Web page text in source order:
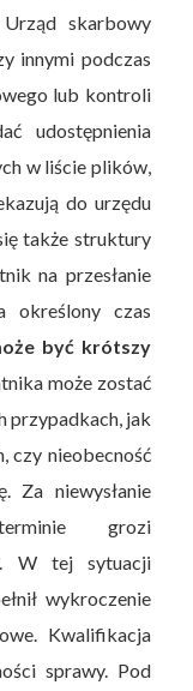
skarbowy
innymi podczas
lub kontroli
udostępnienia
w liście plików,
do urzędu
także struktury
na przesłanie
czas
być krótszy
może zostać
przypadkach, jak
czy nieobecność
Za niewysłanie
grozi
W tej sytuacji
wykroczenie
Kwalifikacja
sprawy. Pod